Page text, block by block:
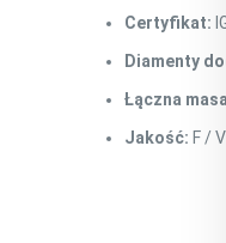
Certyfikat:
Diamenty
Łączna
Jakość: F /